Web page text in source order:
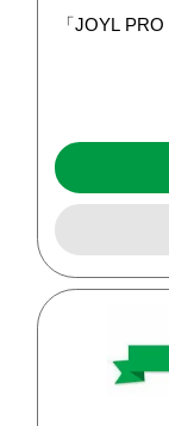
「JOYL PRO